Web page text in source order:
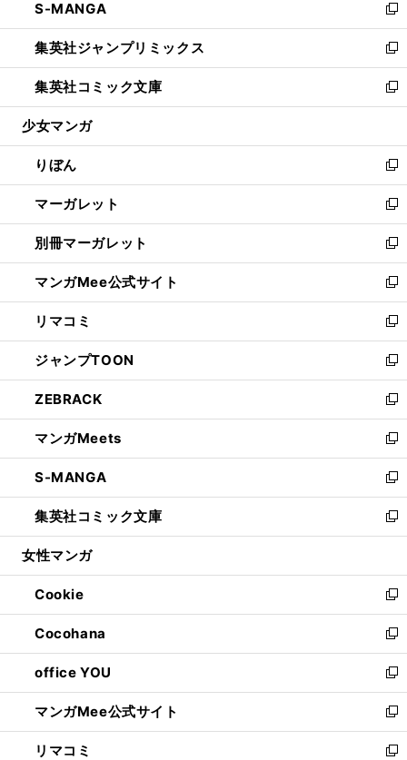
く
で
開
く
ド
ウ
で
開
く
ィ
ン
ド
ウ
で
開
い
ウ
ィ
ン
ド
ウ
開
く
S-MANGA
新
し
い
ウ
ィ
ン
ウ
で
開
く
集英社ジャンプリミックス
新
し
い
ウ
ン
ド
ウ
で
開
く
集英社コミック文庫
新
し
ウ
ィ
ン
ド
ウ
で
開
く
少女マンガ
りぼん
新
し
い
ウ
ィ
ン
ド
ウ
で
開
く
マーガレット
新
し
い
ウ
ィ
ン
ド
ウ
で
開
く
別冊マーガレット
新
し
い
ウ
ィ
ン
ド
ウ
で
開
く
マンガMee公式サイト
新
し
い
ウ
ィ
ン
ド
ウ
で
開
く
リマコミ
新
し
い
ウ
ィ
ン
ド
ウ
で
開
く
ジャンプTOON
新
し
い
ウ
ィ
ン
ド
ウ
で
開
ZEBRACK
新
し
い
ウ
ィ
ン
ド
ウ
開
く
マンガMeets
新
し
い
ウ
ィ
ン
ウ
で
開
く
S-MANGA
新
し
い
ウ
ン
ド
ウ
で
開
く
集英社コミック文庫
新
し
ウ
ィ
ン
ド
ウ
で
開
く
女性マンガ
Cookie
新
し
い
ウ
ィ
ン
ド
ウ
で
Cocohana
新
し
い
ウ
ィ
ン
ド
office YOU
新
し
い
ウ
ィ
マンガMee公式サイト
新
し
い
リマコミ 新